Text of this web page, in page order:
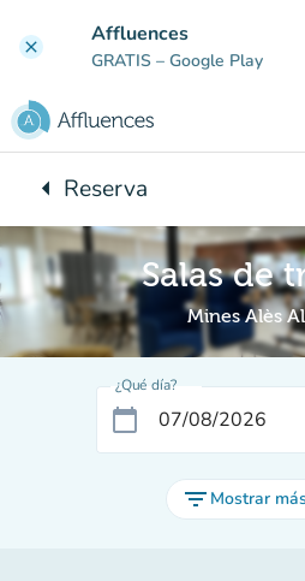
clear Affluences
GRATIS – Google Play
arrow_leftVuelta:
Reserva
Salas de
Mines Alès
¿Qué día?
calendar_today
filter_list Mostrar